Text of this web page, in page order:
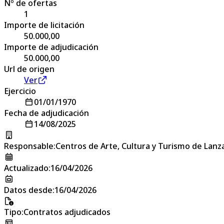
Nº de ofertas
1
Importe de licitación
50.000,00
Importe de adjudicación
50.000,00
Url de origen
Ver
Ejercicio
01/01/1970
Fecha de adjudicación
14/08/2025
Responsable:Centros de Arte, Cultura y Turismo de
Actualizado:16/04/2026
Datos desde:16/04/2026
Tipo:Contratos adjudicados